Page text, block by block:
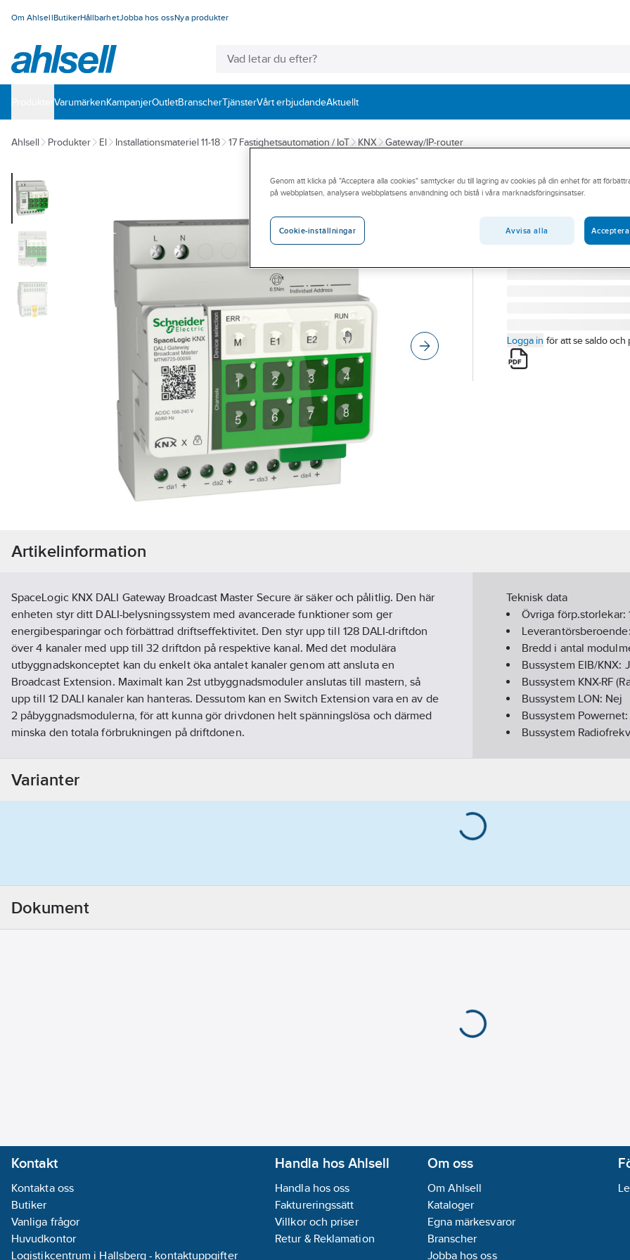
Om AhlsellButikerHållbarhetJobba hos ossNya produkter
VarumärkenKampanjerOutletBranscherTjänsterVårt erbjudandeAktuellt
Ahlsell Produkter El Installationsmateriel 11-18 17 Fastighetsautomation / IoT KNX Gateway/IP-router
SCHNEIDER ELECTRIC
KNX/DALI-
KNX/DALI-GTW
Artikelnummer:
1741047
MTN6725-
Logga in för att se saldo och
Artikelinformation
SpaceLogic KNX DALI Gateway Broadcast Master Secure är säker och pålitlig. Den här
enheten styr ditt DALI-belysningssystem med avancerade funktioner som ger
energibesparingar och förbättrad driftseffektivitet. Den styr upp till 128 DALI-driftdon
över 4 kanaler med upp till 32 driftdon på respektive kanal. Med det modulära
utbyggnadskonceptet kan du enkelt öka antalet kanaler genom att ansluta en
Broadcast Extension. Maximalt kan 2st utbyggnadsmoduler anslutas till mastern, så
upp till 12 DALI kanaler kan hanteras. Dessutom kan en Switch Extension vara en av de
2 påbyggnadsmodulerna, för att kunna gör drivdonen helt spänningslösa och därmed
minska den totala förbrukningen på driftdonen.
Ean artikelnr:
Materialklass QG100B
Teknisk data
Övriga förp.storlekar:
Leverantörsberoende:
Bredd i antal
Bussystem EIB/KNX:
Bussystem KNX-RF
Bussystem LON: Nej
Bussystem Powernet:
Bussystem
Kan uppdateras:Ja
Radiogränssnitt:Nej
Varianter
Dokument
Kontakt
Kontakta oss
Butiker
Vanliga frågor
Huvudkontor
Logistikcentrum i Hallsberg - kontaktuppgifter
Handla hos Ahlsell
Handla hos oss
Faktureringssätt
Villkor och priser
Retur & Reklamation
Om oss
Om Ahlsell
Kataloger
Egna märkesvaror
Branscher
Jobba hos oss
Genom att klicka på "Acceptera alla cookies" samtycker du till lagring av cookies på din enhet för att
på webbplatsen, analysera webbplatsens användning och bistå i våra marknadsföringsinsatser.
Cookie-inställningar Avvisa alla